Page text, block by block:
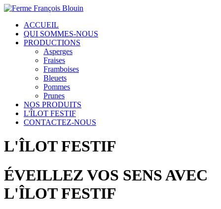
ACCUEIL
QUI SOMMES-NOUS
PRODUCTIONS
Asperges
Fraises
Framboises
Bleuets
Pommes
Prunes
NOS PRODUITS
L'ÎLOT FESTIF
CONTACTEZ-NOUS
L'ÎLOT FESTIF
ÉVEILLEZ VOS SENS AVEC
L'ÎLOT FESTIF